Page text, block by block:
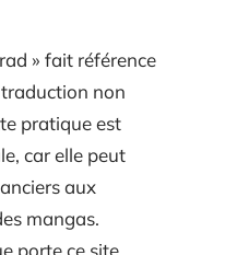
» fait référence
non
pratique est
car elle peut
aux
mangas.
porte ce site